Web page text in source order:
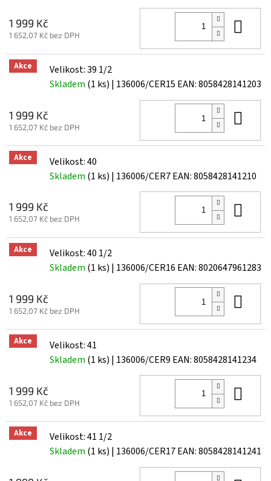
1 999 Kč
1 652,07 Kč bez DPH
Akce
Velikost: 39 1/2
Skladem (1 ks) | 136006/CER15 EAN:8058428141203
1 999 Kč
1 652,07 Kč bez DPH
Akce
Velikost: 40
Skladem (1 ks) | 136006/CER7EAN:8058428141210
1 999 Kč
1 652,07 Kč bez DPH
Akce
Velikost: 40 1/2
Skladem (1 ks) | 136006/CER16 EAN:8020647961283
1 999 Kč
1 652,07 Kč bez DPH
Akce
Velikost: 41
Skladem (1 ks) | 136006/CER9 EAN:8058428141234
1 999 Kč
1 652,07 Kč bez DPH
Akce
Velikost: 41 1/2
Skladem (1 ks) | 136006/CER17EAN:8058428141241